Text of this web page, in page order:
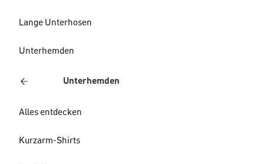
Lange Unterhosen
Unterhemden
Unterhemden
Alles entdecken
Kurzarm-Shirts